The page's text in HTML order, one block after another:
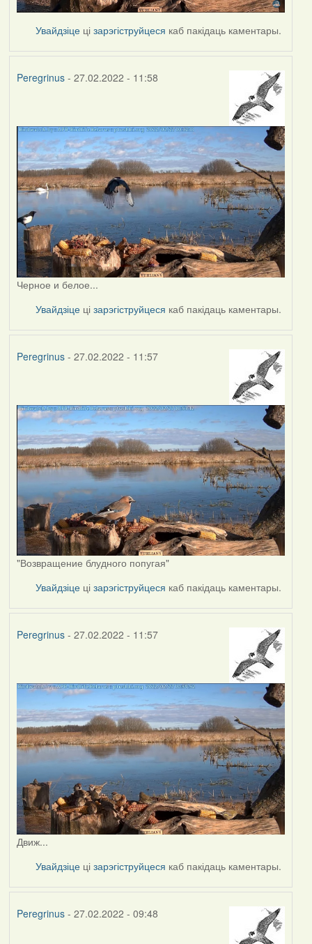
Увайдзіце цізарэгіструйцеся каб пакідаць каментары.
Peregrinus- 27.02.2022 - 11:58
Черное и белое...
Увайдзіце цізарэгіструйцеся каб пакідаць каментары.
Peregrinus- 27.02.2022 - 11:57
"Возвращение блудного попугая"
Увайдзіце цізарэгіструйцеся каб пакідаць каментары.
Peregrinus- 27.02.2022 - 11:57
Движ...
Увайдзіце цізарэгіструйцеся каб пакідаць каментары.
Peregrinus- 27.02.2022 - 09:48